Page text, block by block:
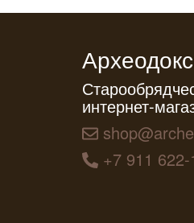
интернет-
+7 911